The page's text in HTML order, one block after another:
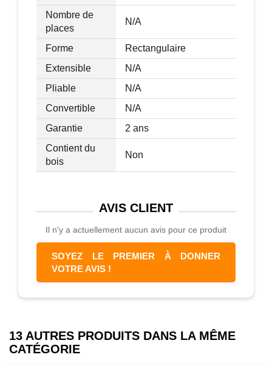
Nombre de
places
N/A
Forme
Rectangulaire
Extensible
N/A
Pliable
N/A
Convertible
N/A
Garantie
2 ans
Contient du
bois
Non
AVIS CLIENT
Il n'y a actuellement aucun avis pour ce produit
SOYEZ LE PREMIER À DONNER
VOTRE AVIS !
13 AUTRES PRODUITS DANS LA MÊME
CATÉGORIE